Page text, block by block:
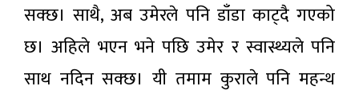
सक्छ। साथै, अब उमेरले पनि डाँडा काट्दै गएको
छ। अहिले भएन भने पछि उमेर र स्वास्थ्यले पनि
साथ नदिन सक्छ। यी तमाम कुराले पनि महन्थ